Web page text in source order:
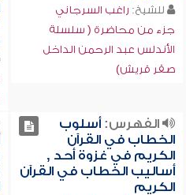
للشيخ: راغب السرجاني
جزء من محاضرة ( سلسلة
الأندلس عبد الرحمن الداخل
صقر قريش)
الفهرس:أسلوب
الخطاب في القرآن
الكريم في غزوة أحد ,
أساليب الخطاب في القرآن
الكريم